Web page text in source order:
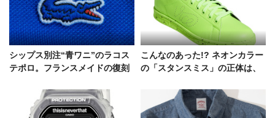
シップス別注“青ワニ”のラコス
テポロ。フランスメイドの復刻
こんなのあった!? ネオンカラー
の「スタンスミス」の正体は、